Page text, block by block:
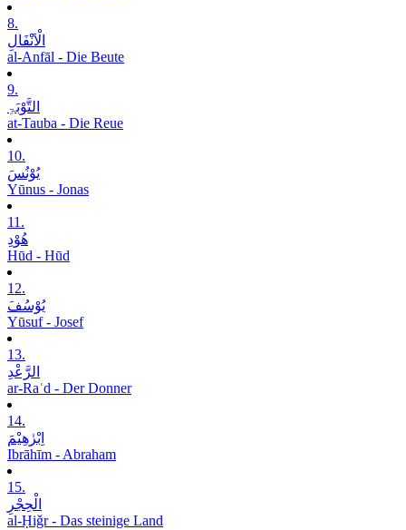
8.
الْاَنْفَالِ
al-Anfāl - Die Beute
9.
التَّوْبَۃِ
at-Tauba - Die Reue
10.
یُوْنُسَ
Yūnus - Jonas
11.
ھُوْدِ
Hūd - Hūd
12.
یُوْسُفَ
Yūsuf - Josef
13.
الرَّعْدِ
ar-Raʿd - Der Donner
14.
اِبْرٰھِیْمَ
Ibrāhīm - Abraham
15.
الْحِجْرِ
al-Ḥiǧr - Das steinige Land